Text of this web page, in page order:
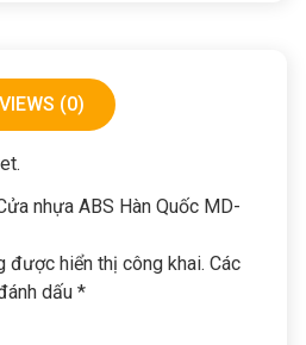
(0)
nhựa ABS Hàn Quốc MD-
được hiển thị công khai. Các
dấu *